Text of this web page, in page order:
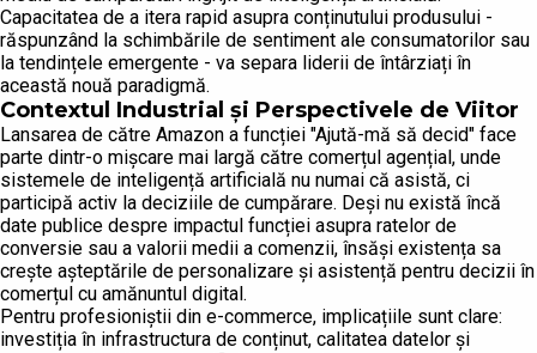
Capacitatea de a itera rapid asupra conținutului produsului -
răspunzând la schimbările de sentiment ale consumatorilor sau
la tendințele emergente - va separa liderii de întârziați în
această nouă paradigmă.
Contextul Industrial și Perspectivele de Viitor
Lansarea de către Amazon a funcției "Ajută-mă să decid" face
parte dintr-o mișcare mai largă către comerțul agențial, unde
sistemele de inteligență artificială nu numai că asistă, ci
participă activ la deciziile de cumpărare. Deși nu există încă
date publice despre impactul funcției asupra ratelor de
conversie sau a valorii medii a comenzii, însăși existența sa
crește așteptările de personalizare și asistență pentru decizii în
comerțul cu amănuntul digital.
Pentru profesioniștii din e-commerce, implicațiile sunt clare:
investiția în infrastructura de conținut, calitatea datelor și